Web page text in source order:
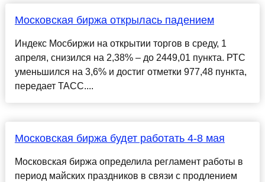
Московская биржа открылась падением
Индекс Мосбиржи на открытии торгов в среду, 1
апреля, снизился на 2,38% – до 2449,01 пункта. РТС
уменьшился на 3,6% и достиг отметки 977,48 пункта,
передает ТАСС....
Московская биржа будет работать 4-8 мая
Московская биржа определила регламент работы в
период майских праздников в связи с продлением